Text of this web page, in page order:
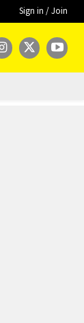
Sign in / Join